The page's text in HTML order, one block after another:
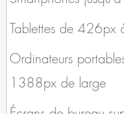
Tablettes de 426px
Ordinateurs
1388px de large
Écrans de bureau